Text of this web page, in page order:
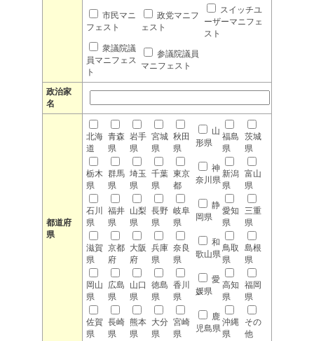
市民マニ
フェスト
政党マニフ
ェスト
スイッチユ
ーザーマニフェ
スト
衆議院議
員マニフェス
ト
参議院議員
マニフェスト
政治家
名
都道府
県
北海
道
青森
県
岩手
県
宮城
県
秋田
県
山
形県
福島
県
茨城
県
栃木
県
群馬
県
埼玉
県
千葉
県
東京
都
神
奈川県
新潟
県
富山
県
石川
県
福井
県
山梨
県
長野
県
岐阜
県
静
岡県
愛知
県
三重
県
滋賀
県
京都
府
大阪
府
兵庫
県
奈良
県
和
歌山県
鳥取
県
島根
県
岡山
県
広島
県
山口
県
徳島
県
香川
県
愛
媛県
高知
県
福岡
県
佐賀
県
長崎
県
熊本
県
大分
県
宮崎
県
鹿
児島県
沖縄
県
その
他